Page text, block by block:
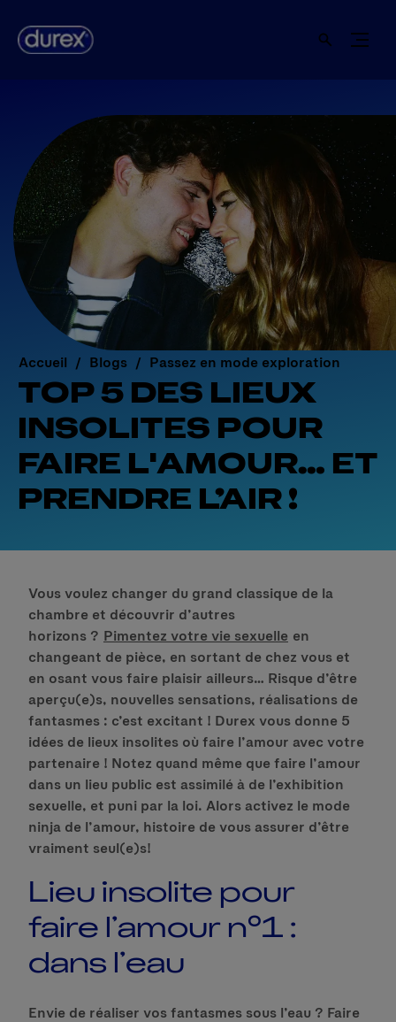
Accueil Blogs Passez en mode exploration
TOP 5 DES LIEUX
INSOLITES POUR
FAIRE L'AMOUR… ET
PRENDRE L’AIR !
Vous voulez changer du grand classique de la
chambre et découvrir d’autres
horizons ? Pimentez votre vie sexuelle en
changeant de pièce, en sortant de chez vous et
en osant vous faire plaisir ailleurs… Risque d’être
aperçu(e)s, nouvelles sensations, réalisations de
fantasmes : c’est excitant ! Durex vous donne 5
idées de lieux insolites où faire l’amour avec votre
partenaire ! Notez quand même que faire l’amour
dans un lieu public est assimilé à de l’exhibition
sexuelle, et puni par la loi. Alors activez le mode
ninja de l’amour, histoire de vous assurer d’être
vraiment seul(e)s!
Lieu insolite pour
faire l’amour n°1 :
dans l’eau
Envie de réaliser vos fantasmes sous l’eau ? Faire